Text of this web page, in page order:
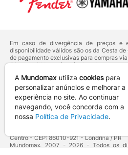
Em caso de divergência de preços e
disponibilidade válidos são os da Cesta
de pagamento exclusivas para compras
Ofertas válidas até o término de nossos
deVenda Corporativa.
Os preços apresentados no site
qualquer outro meio de comunicação
Defesa do Consumidor:Lei nº 8.078.
Vendas sujeitas à confirmação de dados e
Centro - CEP: 86010-921 - Londrina / PR
Mundomax. 2007 - 2026 - Todos os
A Mundomax utiliza cookiespara
personalizar anúncios e melhorar a
experiência no site. Ao continuar
navegando, você concorda com a
nossa Política de Privacidade.